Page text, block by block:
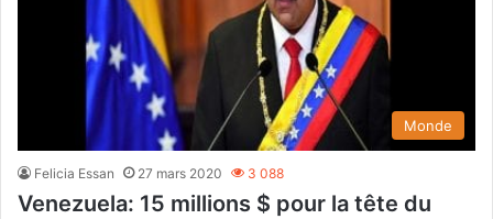
Monde
Felicia Essan 27 mars 2020 3 088
Venezuela: 15 millions $ pour la tête du